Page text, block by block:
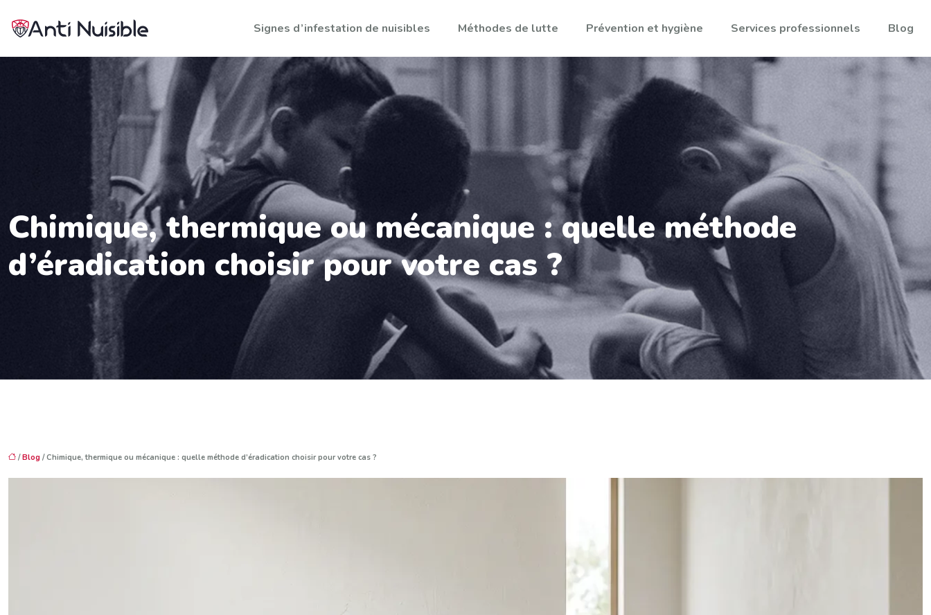
Signes d’infestation de nuisibles Méthodes de lutte Prévention et hygiène Services professionnels Blog
Chimique, thermique ou mécanique : quelle méthode
d’éradication choisir pour votre cas ?
/Blog / Chimique, thermique ou mécanique : quelle méthode d’éradication choisir pour votre cas ?